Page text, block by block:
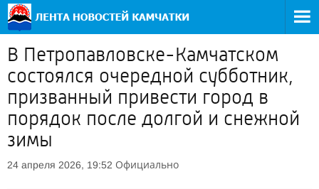
В Петропавловске-Камчатском
состоялся очередной субботник,
призванный привести город в
порядок после долгой и снежной
зимы
24 апреля 2026, 19:52 Официально